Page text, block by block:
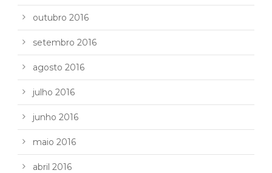
outubro 2016
setembro 2016
agosto 2016
julho 2016
junho 2016
maio 2016
abril 2016